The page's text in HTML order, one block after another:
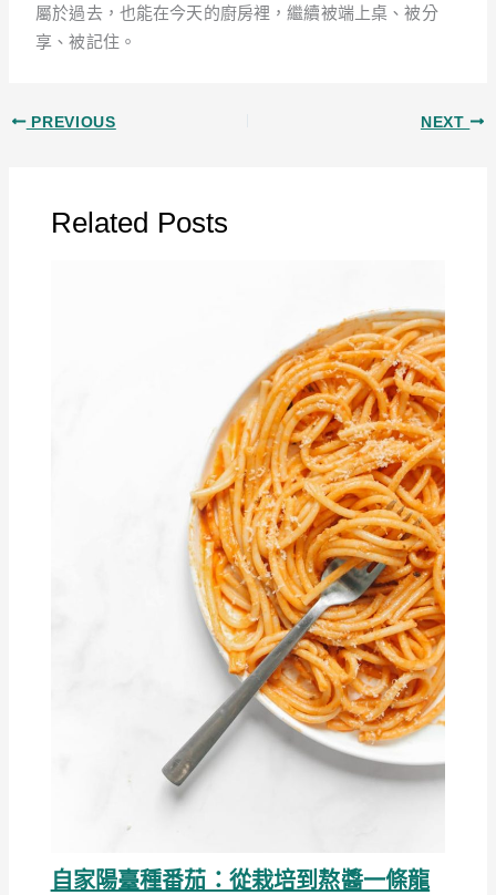
屬於過去，也能在今天的廚房裡，繼續被端上桌、被分
享、被記住。
PREVIOUS NEXT
Related Posts
自家陽臺種番茄：從栽培到熬醬一條龍